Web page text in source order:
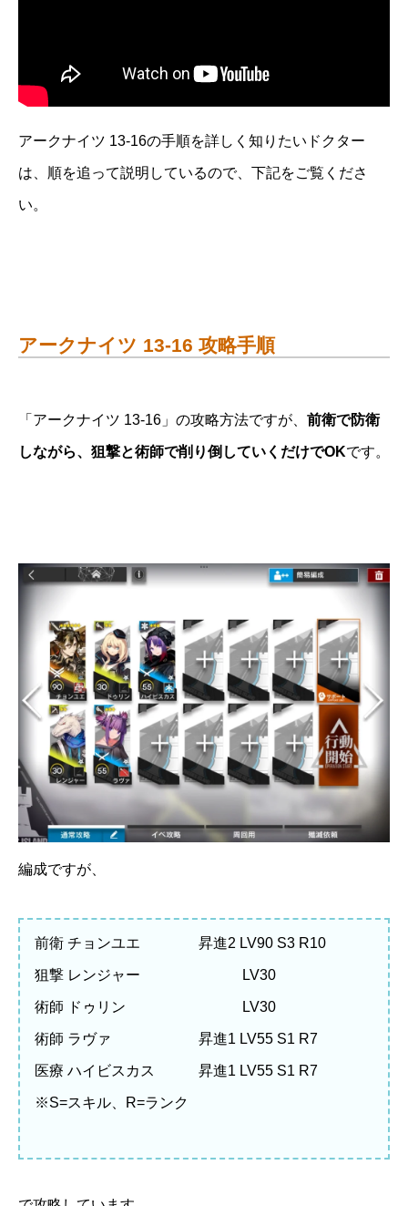
アークナイツ 13-16の手順を詳しく知りたいドクター
は、順を追って説明しているので、下記をご覧くださ
い。
アークナイツ 13-16 攻略手順
「アークナイツ 13-16」の攻略方法ですが、 前衛で防衛
しながら、狙撃と術師で削り倒していくだけでOKです。
編成ですが、
前衛 チョンユエ 昇進2 LV90 S3 R10
狙撃 レンジャー LV30
術師 ドゥリン LV30
術師 ラヴァ 昇進1 LV55 S1 R7
医療 ハイビスカス 昇進1 LV55 S1 R7
※S=スキル、R=ランク